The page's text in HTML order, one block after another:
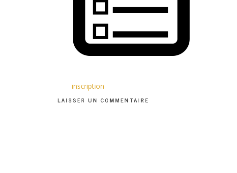
inscription
LAISSER UN COMMENTAIRE